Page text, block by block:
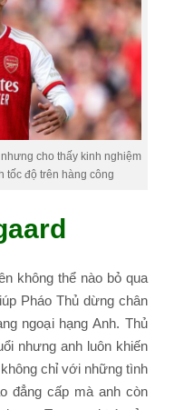
cho thấy kinh nghiệm
tốc độ trên hàng công
không thể nào bỏ qua
Pháo Thủ dừng chân
ngoại hạng Anh. Thủ
nhưng anh luôn khiến
chỉ với những tình
đẳng cấp mà anh còn